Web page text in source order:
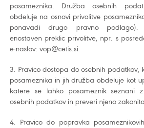
posameznika. Družba osebnih
obdeluje na osnovi privolitve
ponavadi drugo pravno podlago).
enostaven preklic privolitve, npr. s
e-naslov: vop@cetis.si.
3. Pravico dostopa do osebnih podatkov,
posameznika in jih družba obdeluje kot
katere se lahko posameznik seznani
osebnih podatkov in preveri njeno
4. Pravico do popravka